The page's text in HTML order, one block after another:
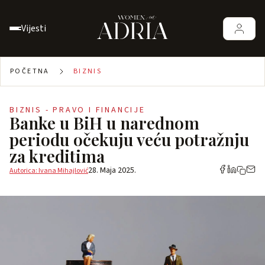
Vijesti
POČETNA BIZNIS
BIZNIS - PRAVO I FINANCIJE
Banke u BiH u narednom
periodu očekuju veću potražnju
za kreditima
Autorica: Ivana Mihajlović28. Maja 2025.